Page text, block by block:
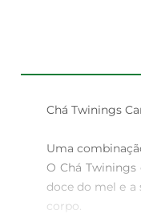
Chá Twinings
Uma
O Chá
doce do mel e a
corpo.